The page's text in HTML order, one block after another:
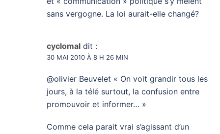
sans vergogne. La loi aurait-elle changé?
cyclomal dit :
30 MAI 2010 À 8 H 26 MIN
@olivier Beuvelet « On voit grandir tous les
jours, à la télé surtout, la confusion entre
promouvoir et informer… »
Comme cela parait vrai s’agissant d’un